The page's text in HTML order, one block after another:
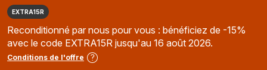
EXTRA15R
Reconditionné par nous pour vous : bénéficiez de -15%
avec le code EXTRA15R jusqu'au 16 août 2026.
Conditions de l'offre